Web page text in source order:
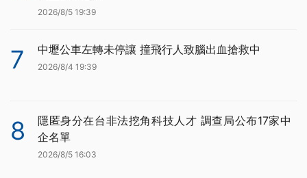
2026/8/5 19:39
7 中壢公車左轉未停讓 撞飛行人致腦出血搶救中
2026/8/4 19:39
8
隱匿身分在台非法挖角科技人才 調查局公布17家中
企名單
2026/8/5 16:03